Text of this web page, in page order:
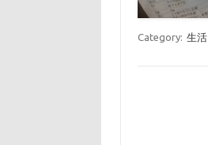
Category: 生活